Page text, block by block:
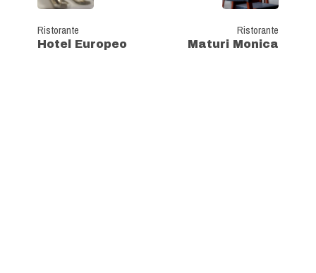
Ristorante
Hotel Europeo
Ristorante
Maturi Monica